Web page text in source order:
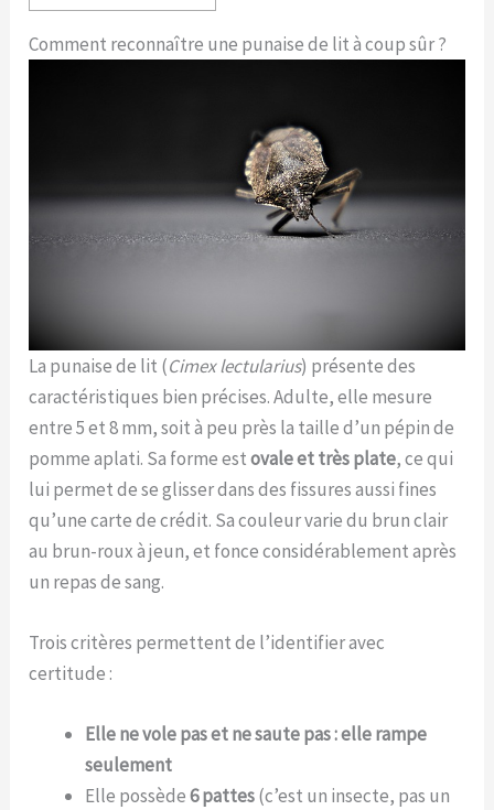
Comment reconnaître une punaise de lit à coup sûr ?
La punaise de lit (Cimex lectularius) présente des
caractéristiques bien précises. Adulte, elle mesure
entre 5 et 8 mm, soit à peu près la taille d’un pépin de
pomme aplati. Sa forme estovale et très plate, ce qui
lui permet de se glisser dans des fissures aussi fines
qu’une carte de crédit. Sa couleur varie du brun clair
au brun-roux à jeun, et fonce considérablement après
un repas de sang.
Trois critères permettent de l’identifier avec
certitude :
Elle ne vole pas et ne saute pas : elle rampe
seulement
Elle possède6 pattes(c’est un insecte, pas un